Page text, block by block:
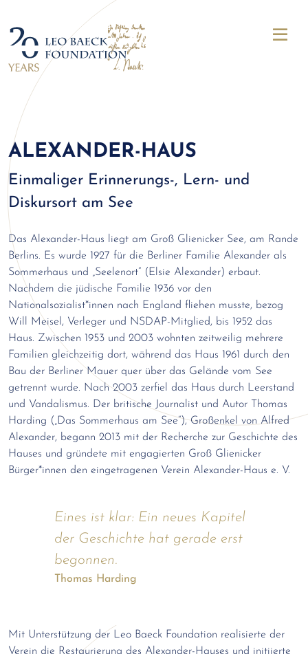
ALEXANDER-HAUS
Einmaliger Erinnerungs-, Lern- und
Diskursort am See
Das Alexander-Haus liegt am Groß Glienicker See, am Rande
Berlins. Es wurde 1927 für die Berliner Familie Alexander als
Sommerhaus und „Seelenort“ (Elsie Alexander) erbaut.
Nachdem die jüdische Familie 1936 vor den
Nationalsozialist*innen nach England fliehen musste, bezog
Will Meisel, Verleger und NSDAP-Mitglied, bis 1952 das
Haus. Zwischen 1953 und 2003 wohnten zeitweilig mehrere
Familien gleichzeitig dort, während das Haus 1961 durch den
Bau der Berliner Mauer quer über das Gelände vom See
getrennt wurde. Nach 2003 zerfiel das Haus durch Leerstand
und Vandalismus. Der britische Journalist und Autor Thomas
Harding („Das Sommerhaus am See“), Großenkel von Alfred
Alexander, begann 2013 mit der Recherche zur Geschichte des
Hauses und gründete mit engagierten Groß Glienicker
Bürger*innen den eingetragenen Verein Alexander-Haus e. V.
Eines ist klar: Ein neues Kapitel
der Geschichte hat gerade erst
begonnen.
Thomas Harding
Mit Unterstützung der Leo Baeck Foundation realisierte der
Verein die Restaurierung des Alexander-Hauses und initiierte